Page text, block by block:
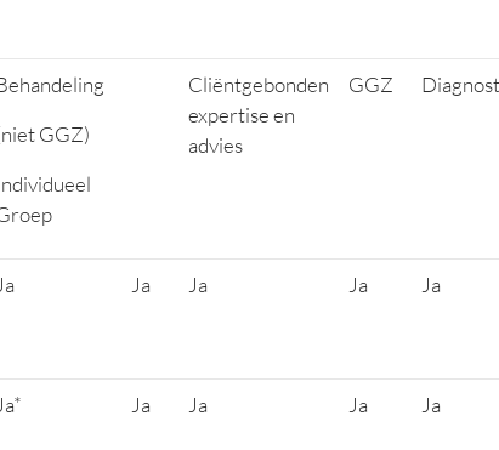
GGZ)
Cliëntgebonden
expertise en
advies
GGZ
Ja Ja Ja Ja Ja
Ja* Ja Ja Ja Ja